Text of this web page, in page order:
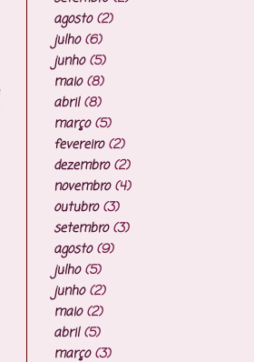
agosto(2)
julho(6)
junho(5)
maio(8)
abril(8)
março(5)
fevereiro(2)
dezembro(2)
novembro(4)
outubro(3)
setembro(3)
agosto(9)
julho(5)
junho(2)
maio(2)
abril(5)
março(3)